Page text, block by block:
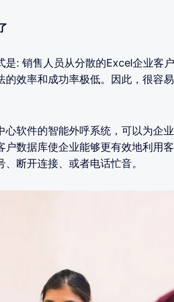
是: 销售人员从分散的Excel企业客
的效率和成功率极低。因此，很容
心软件的智能外呼系统，可以为企
数据库使企业能够更有效地利用
断开连接、或者电话忙音。